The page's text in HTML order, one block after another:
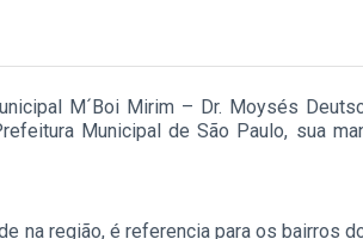
M´Boi Mirim – Dr. Moysés
Municipal de São Paulo, sua
na região, é referencia para os bairros